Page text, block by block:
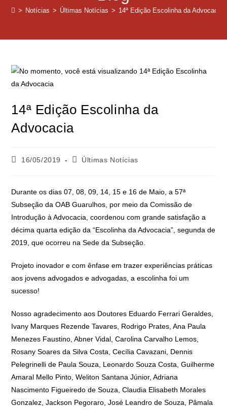
> Notícias > Últimas Notícias > 14ª Edição Escolinha da Advocacia
14ª Edição Escolinha da
Advocacia
16/05/2019 Últimas Notícias
Durante os dias 07, 08, 09, 14, 15 e 16 de Maio, a 57ª
Subseção da OAB Guarulhos, por meio da Comissão de
Introdução à Advocacia, coordenou com grande satisfação a
décima quarta edição da “Escolinha da Advocacia”, segunda de
2019, que ocorreu na Sede da Subseção.
Projeto inovador e com ênfase em trazer experiências práticas
aos jovens advogados e advogadas, a escolinha foi um
sucesso!
Nosso agradecimento aos Doutores Eduardo Ferrari Geraldes,
Ivany Marques Rezende Tavares, Rodrigo Prates, Ana Paula
Menezes Faustino, Abner Vidal, Carolina Carvalho Lemos,
Rosany Soares da Silva Costa, Cecília Cavazani, Dennis
Pelegrinelli de Paula Souza, Leonardo Souza Costa, Guilherme
Amaral Mello Pinto, Weliton Santana Júnior, Adriana
Nascimento Figueiredo de Souza, Claudia Elisabeth Morales
Gonzalez, Jackson Pegoraro, José Leandro de Souza, Pâmala